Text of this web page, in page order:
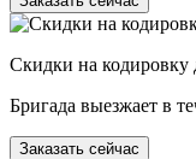
Скидки на кодировку
Бригада выезжает в
Заказать сейчас